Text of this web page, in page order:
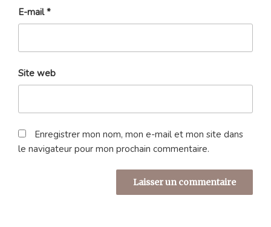
E-mail*
Site web
Enregistrer mon nom, mon e-mail et mon site dans
le navigateur pour mon prochain commentaire.